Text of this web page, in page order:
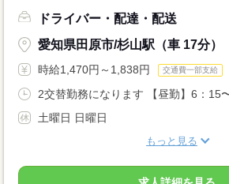
ドライバー・配達・配送
愛知県田原市/杉山駅（車 17分）
時給1,470円～1,838円 交通費一部支給
2交替勤務になります 【昼勤】6：15
土曜日 日曜日
もっと見る